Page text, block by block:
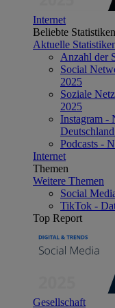
Internet
Beliebte Statistiken
Aktuelle
Anzahl der
Social
2025
Soziale
2025
Instagram -
Podcasts -
Internet
Themen
Weitere Themen
Social
TikTok -
Top Report
Gesellschaft